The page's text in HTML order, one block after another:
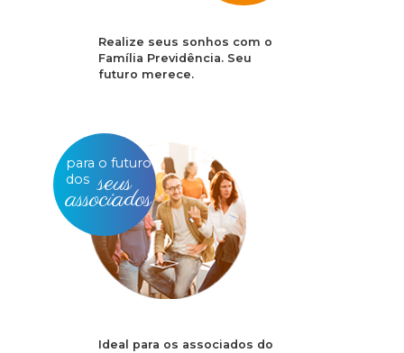
Realize seus sonhos com o
Família Previdência. Seu
futuro merece.
para o futuro
dos seus
associados
Ideal para os associados do